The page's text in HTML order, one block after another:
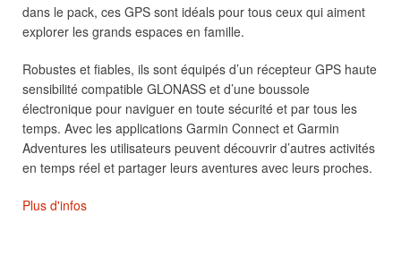
dans le pack, ces GPS sont idéals pour tous ceux qui aiment
explorer les grands espaces en famille.
Robustes et fiables, ils sont équipés d’un récepteur GPS haute
sensibilité compatible GLONASS et d’une boussole
électronique pour naviguer en toute sécurité et par tous les
temps. Avec les applications Garmin Connect et Garmin
Adventures les utilisateurs peuvent découvrir d’autres activités
en temps réel et partager leurs aventures avec leurs proches.
Plus d'infos